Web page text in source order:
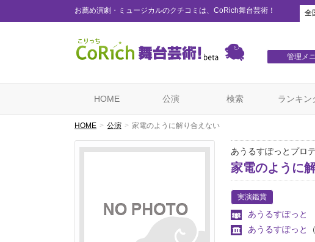
お薦め演劇・ミュージカルのクチコミは、CoRich舞台芸術！ 全
管理メ
HOME 公演 検索 ランキン
HOME 公演 家電のように解り合えない
あうるすぽっとプロ
家電のように
実演鑑賞
あうるすぽっと
あうるすぽっと